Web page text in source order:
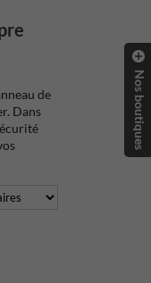
de
Dans
Nos boutiques